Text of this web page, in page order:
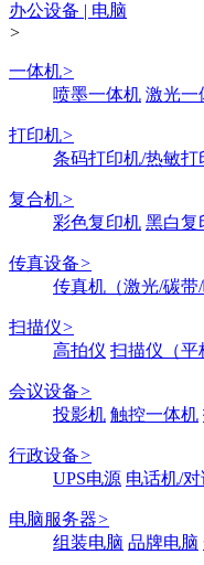
办公设备 | 电脑
>
一体机>
喷墨一体机 激光一
打印机>
条码打印机/热敏打
复合机>
彩色复印机 黑白复
传真设备>
传真机（激光/碳带/
扫描仪>
高拍仪 扫描仪（平
会议设备>
投影机 触控一体机
行政设备>
UPS电源 电话机/
电脑服务器>
组装电脑 品牌电脑